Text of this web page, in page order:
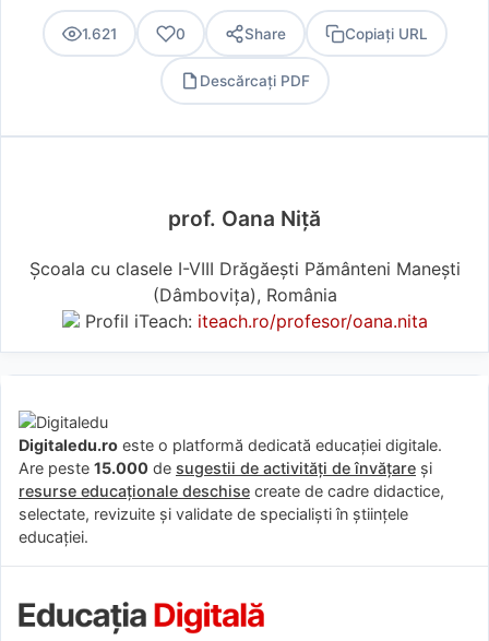
1.621 0 Share Copiați URL
Descărcați PDF
prof. Oana Niţă
Școala cu clasele I-VIII Drăgăești Pământeni Manești
(Dâmboviţa), România
Profil iTeach: iteach.ro/profesor/oana.nita
Digitaledu.ro este o platformă dedicată educației digitale.
Are peste 15.000 de sugestii de activități de învățare și
resurse educaționale deschise create de cadre didactice,
selectate, revizuite și validate de specialiști în științele
educației.